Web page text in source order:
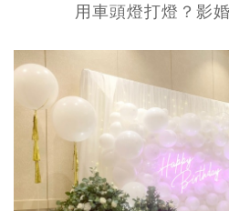
用車頭燈打燈？影